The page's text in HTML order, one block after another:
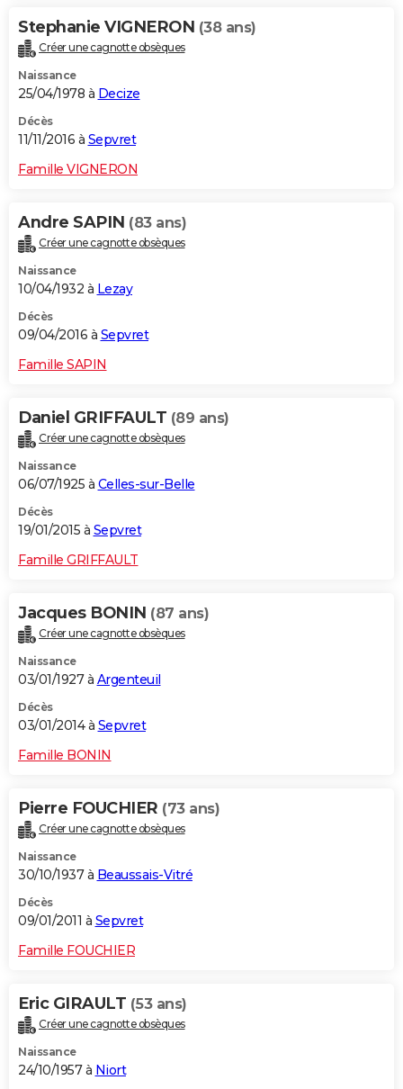
Stephanie VIGNERON (38 ans)
Créer une cagnotte obsèques
Naissance
25/04/1978 à Decize
Décès
11/11/2016 à Sepvret
Famille VIGNERON
Andre SAPIN (83 ans)
Créer une cagnotte obsèques
Naissance
10/04/1932 à Lezay
Décès
09/04/2016 à Sepvret
Famille SAPIN
Daniel GRIFFAULT (89 ans)
Créer une cagnotte obsèques
Naissance
06/07/1925 à Celles-sur-Belle
Décès
19/01/2015 à Sepvret
Famille GRIFFAULT
Jacques BONIN (87 ans)
Créer une cagnotte obsèques
Naissance
03/01/1927 à Argenteuil
Décès
03/01/2014 à Sepvret
Famille BONIN
Pierre FOUCHIER (73 ans)
Créer une cagnotte obsèques
Naissance
30/10/1937 à Beaussais-Vitré
Décès
09/01/2011 à Sepvret
Famille FOUCHIER
Eric GIRAULT (53 ans)
Créer une cagnotte obsèques
Naissance
24/10/1957 à Niort